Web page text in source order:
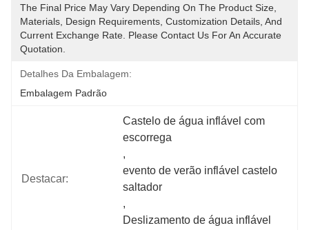
The Final Price May Vary Depending On The Product Size,
Materials, Design Requirements, Customization Details, And
Current Exchange Rate. Please Contact Us For An Accurate
Quotation.
Detalhes Da Embalagem:
Embalagem Padrão
Destacar:
Castelo de água inflável com
escorrega
,
evento de verão inflável castelo
saltador
,
Deslizamento de água inflável